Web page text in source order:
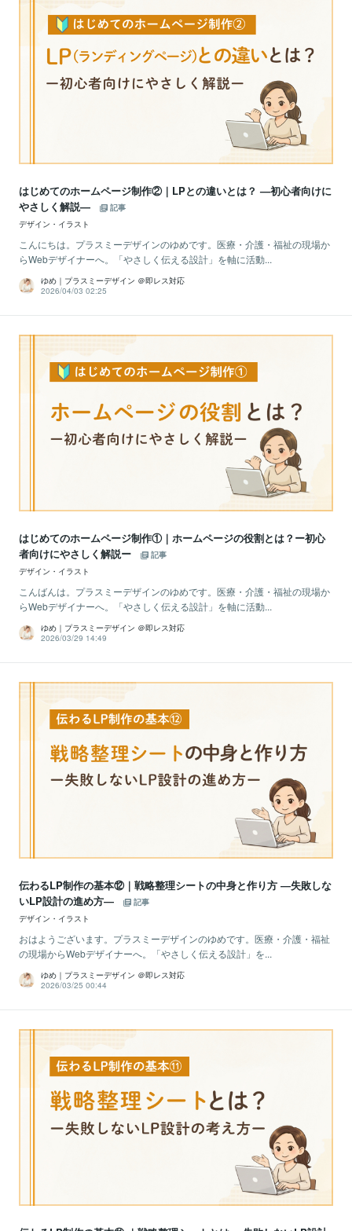
はじめてのホームページ制作②｜LPとの違いとは？ —初心者向けに
やさしく解説—
記事
デザイン・イラスト
こんにちは。プラスミーデザインのゆめです。医療・介護・福祉の現場か
らWebデザイナーへ。「やさしく伝える設計」を軸に活動...
ゆめ｜プラスミーデザイン ＠即レス対応
2026/04/03 02:25
はじめてのホームページ制作①｜ホームページの役割とは？ー初心
者向けにやさしく解説ー
記事
デザイン・イラスト
こんばんは。プラスミーデザインのゆめです。医療・介護・福祉の現場か
らWebデザイナーへ。「やさしく伝える設計」を軸に活動...
ゆめ｜プラスミーデザイン ＠即レス対応
2026/03/29 14:49
伝わるLP制作の基本⑫｜戦略整理シートの中身と作り方 ―失敗しな
いLP設計の進め方―
記事
デザイン・イラスト
おはようございます。プラスミーデザインのゆめです。医療・介護・福祉
の現場からWebデザイナーへ。「やさしく伝える設計」を...
ゆめ｜プラスミーデザイン ＠即レス対応
2026/03/25 00:44